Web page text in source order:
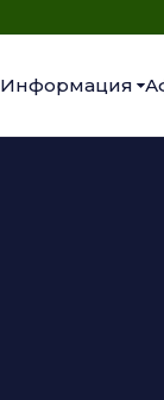
Информация